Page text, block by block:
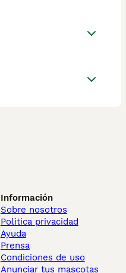
Información
Sobre nosotros
Politica privacidad
Ayuda
Prensa
Condiciones de uso
Anunciar tus mascotas